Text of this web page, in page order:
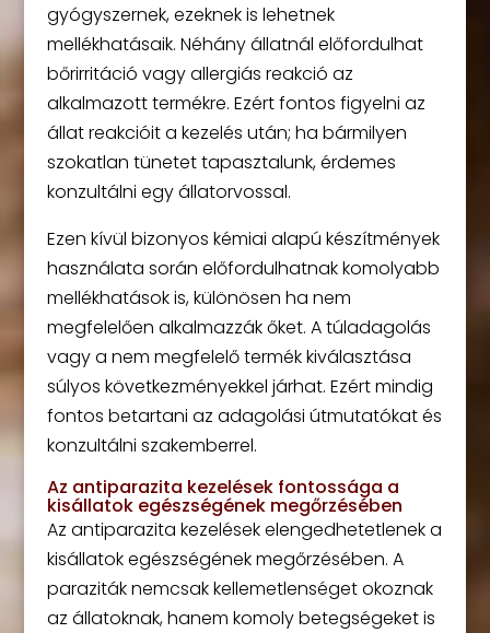
gyógyszernek, ezeknek is lehetnek
mellékhatásaik. Néhány állatnál előfordulhat
bőrirritáció vagy allergiás reakció az
alkalmazott termékre. Ezért fontos figyelni az
állat reakcióit a kezelés után; ha bármilyen
szokatlan tünetet tapasztalunk, érdemes
konzultálni egy állatorvossal.
Ezen kívül bizonyos kémiai alapú készítmények
használata során előfordulhatnak komolyabb
mellékhatások is, különösen ha nem
megfelelően alkalmazzák őket. A túladagolás
vagy a nem megfelelő termék kiválasztása
súlyos következményekkel járhat. Ezért mindig
fontos betartani az adagolási útmutatókat és
konzultálni szakemberrel.
Az antiparazita kezelések fontossága a
kisállatok egészségének megőrzésében
Az antiparazita kezelések elengedhetetlenek a
kisállatok egészségének megőrzésében. A
paraziták nemcsak kellemetlenséget okoznak
az állatoknak, hanem komoly betegségeket is